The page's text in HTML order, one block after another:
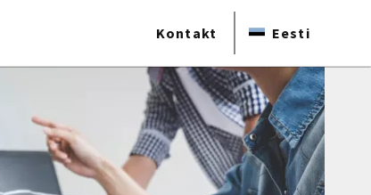
Kontakt Eesti